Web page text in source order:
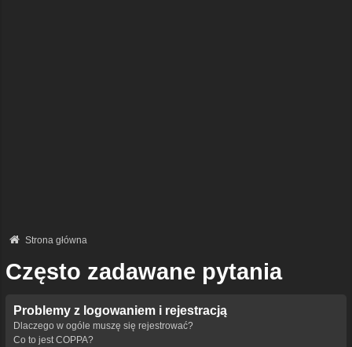
Strona główna
Często zadawane pytania
Problemy z logowaniem i rejestracją
Dlaczego w ogóle muszę się rejestrować?
Co to jest COPPA?